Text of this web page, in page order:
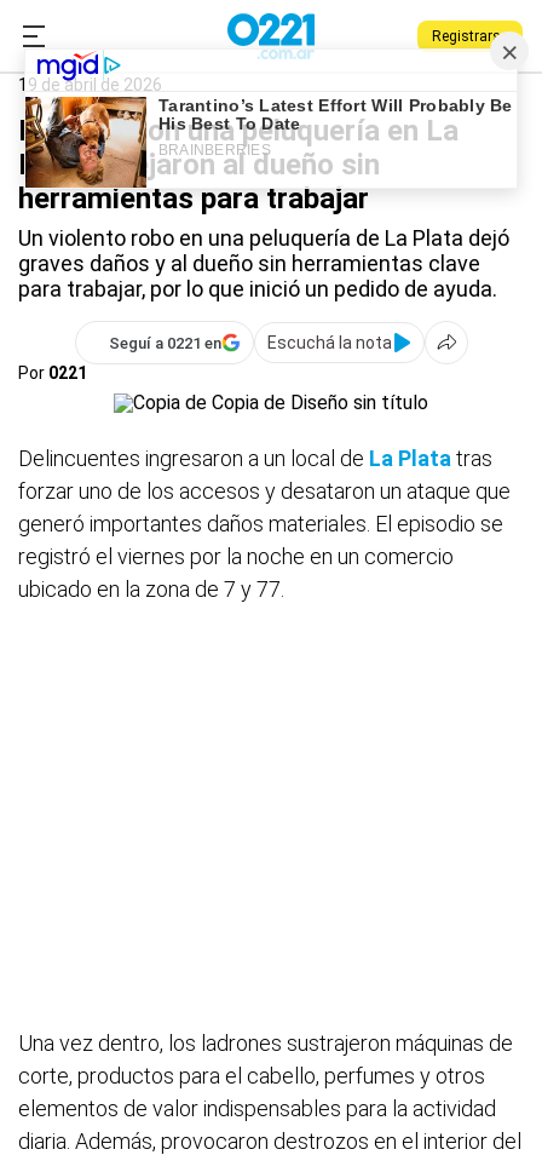
Registrarse
0221.com.ar
La Plata
19 de abril de 2026
Desvalijaron una peluquería en La
Plata y dejaron al dueño sin
herramientas para trabajar
Un violento robo en una peluquería de La Plata dejó
graves daños y al dueño sin herramientas clave
para trabajar, por lo que inició un pedido de ayuda.
Seguí a 0221 en
Escuchá la nota
Por 0221
Delincuentes ingresaron a un local de La Plata tras
forzar uno de los accesos y desataron un ataque que
generó importantes daños materiales. El episodio se
registró el viernes por la noche en un comercio
ubicado en la zona de 7 y 77.
Una vez dentro, los ladrones sustrajeron máquinas de
corte, productos para el cabello, perfumes y otros
elementos de valor indispensables para la actividad
diaria. Además, provocaron destrozos en el interior del